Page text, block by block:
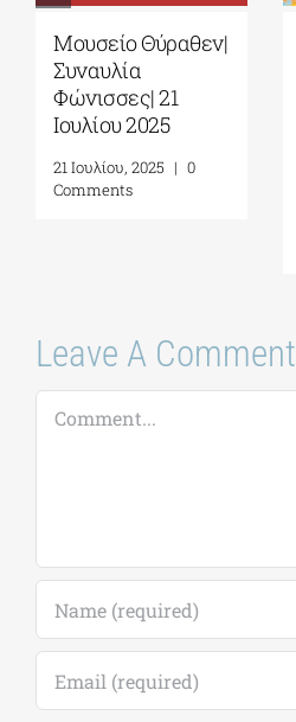
Μουσείο Θύραθεν|
Συναυλία
Φώνισσες| 21
Ιουλίου 2025
21 Ιουλίου, 2025 | 0
Comments
Leave A Comment
Comment